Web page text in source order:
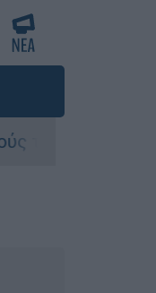
- «Μόνο 3